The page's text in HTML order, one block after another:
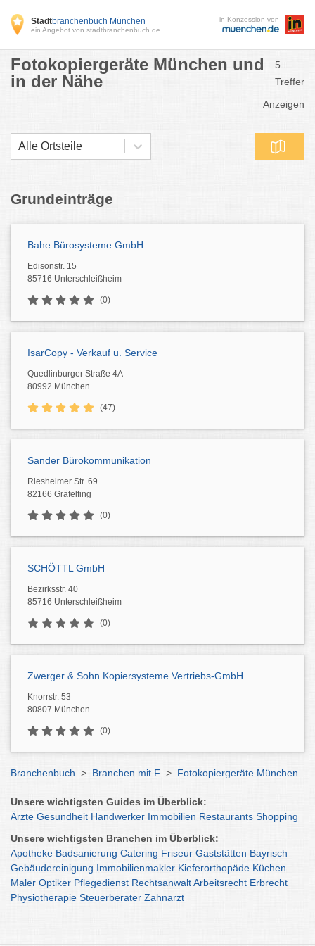
Stadtbranchenbuch München
ein Angebot von stadtbranchenbuch.de
in Konzession von
Fotokopiergeräte München und
in der Nähe
5
Treffer
Anzeigen
Alle Ortsteile
Grundeinträge
Bahe Bürosysteme GmbH
Edisonstr. 15
85716 Unterschleißheim
(0)
IsarCopy - Verkauf u. Service
Quedlinburger Straße 4A
80992 München
(47)
Sander Bürokommunikation
Riesheimer Str. 69
82166 Gräfelfing
(0)
SCHÖTTL GmbH
Bezirksstr. 40
85716 Unterschleißheim
(0)
Zwerger & Sohn Kopiersysteme Vertriebs-GmbH
Knorrstr. 53
80807 München
(0)
Branchenbuch > Branchen mit F > Fotokopiergeräte München
Unsere wichtigsten Guides im Überblick:
Ärzte Gesundheit Handwerker Immobilien Restaurants Shopping
Unsere wichtigsten Branchen im Überblick:
Apotheke Badsanierung Catering Friseur Gaststätten Bayrisch
Gebäudereinigung Immobilienmakler Kieferorthopäde Küchen
Maler Optiker Pflegedienst RechtsanwaltArbeitsrecht Erbrecht
Physiotherapie Steuerberater Zahnarzt